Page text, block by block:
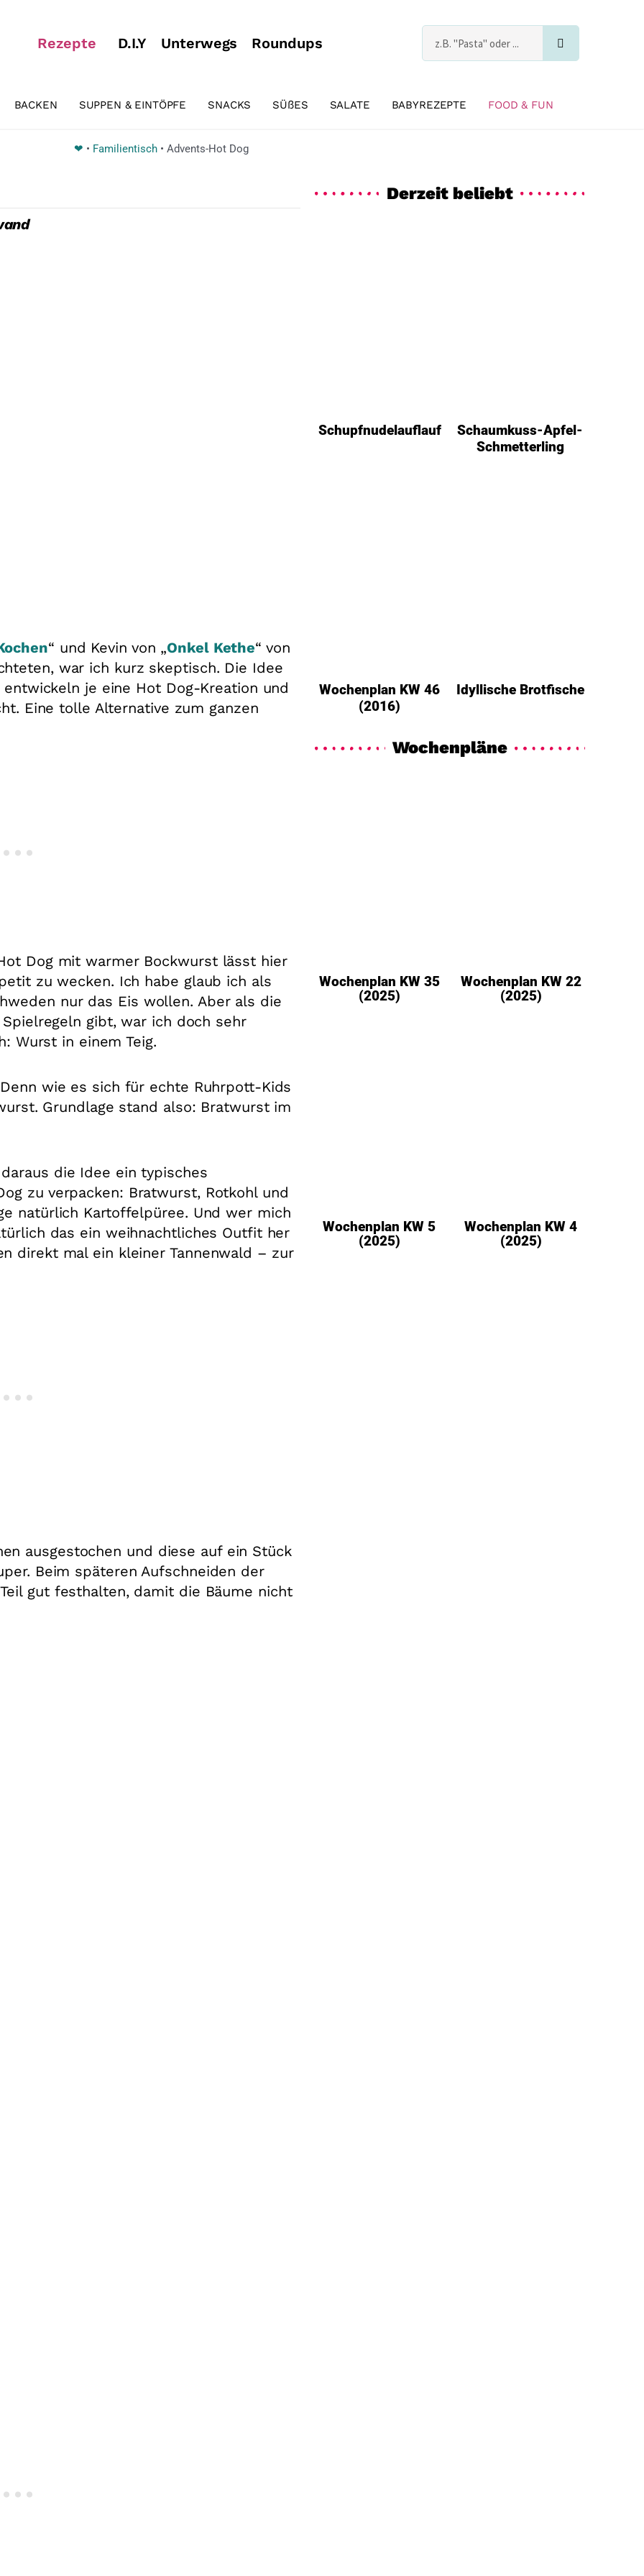
Rezepte D.I.Y Unterwegs Roundups Suche
BACKEN SUPPEN & EINTÖPFE SNACKS SÜßES SALATE BABYREZEPTE FOOD & FUN
❤ • Familientisch• Advents-Hot Dog
“ und Kevin von „Onkel Kethe“ von
war ich kurz skeptisch. Die Idee
je eine Hot Dog-Kreation und
Eine tolle Alternative zum ganzen
Dog mit warmer Bockwurst lässt hier
zu wecken. Ich habe glaub ich als
nur das Eis wollen. Aber als die
gibt, war ich doch sehr
Wurst in einem Teig.
wie es sich für echte Ruhrpott-Kids
Grundlage stand also: Bratwurst im
die Idee ein typisches
zu verpacken: Bratwurst, Rotkohl und
natürlich Kartoffelpüree. Und wer mich
das ein weihnachtliches Outfit her
direkt mal ein kleiner Tannenwald – zur
ausgestochen und diese auf ein Stück
Beim späteren Aufschneiden der
gut festhalten, damit die Bäume nicht
Derzeit beliebt
Schupfnudelauflauf
Schaumkuss-Apfel-
Schmetterling
Wochenplan KW 46
(2016)
Idyllische Brotfische
Wochenpläne
Wochenplan KW 35
(2025)
Wochenplan KW 22
(2025)
Wochenplan KW 5
(2025)
Wochenplan KW 4
(2025)